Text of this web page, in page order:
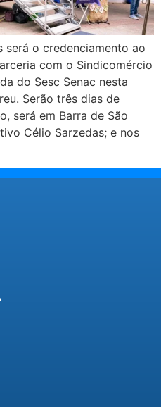
o credenciamento ao
com o Sindicomércio
do Sesc Senac nesta
Serão três dias de
será em Barra de São
Célio Sarzedas; e nos